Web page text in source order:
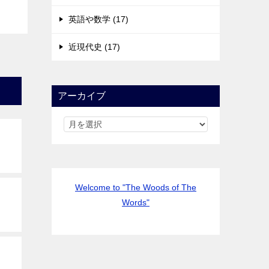
英語や数学 (17)
近現代史 (17)
アーカイブ
Welcome to "The Woods of The
Words"